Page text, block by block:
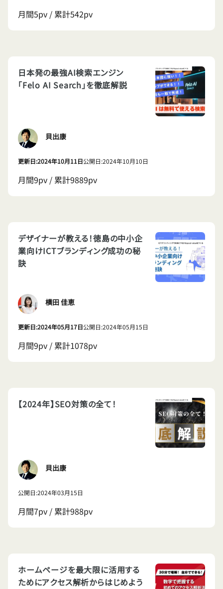
月間5pv / 累計542pv
日本発の最強AI検索エンジン
「Felo AI Search」を徹底解説
貝出康
更新日:2024年10月11日公開日:2024年10月10日
月間9pv / 累計9889pv
デザイナーが教える！徳島の中小企
業向けICTブランディング成功の秘
訣
横田 佳恵
更新日:2024年05月17日公開日:2024年05月15日
月間9pv / 累計1078pv
【2024年】SEO対策の全て！
貝出康
公開日:2024年03月15日
月間7pv / 累計988pv
ホームページを最大限に活用する
ためにアクセス解析からはじめよう